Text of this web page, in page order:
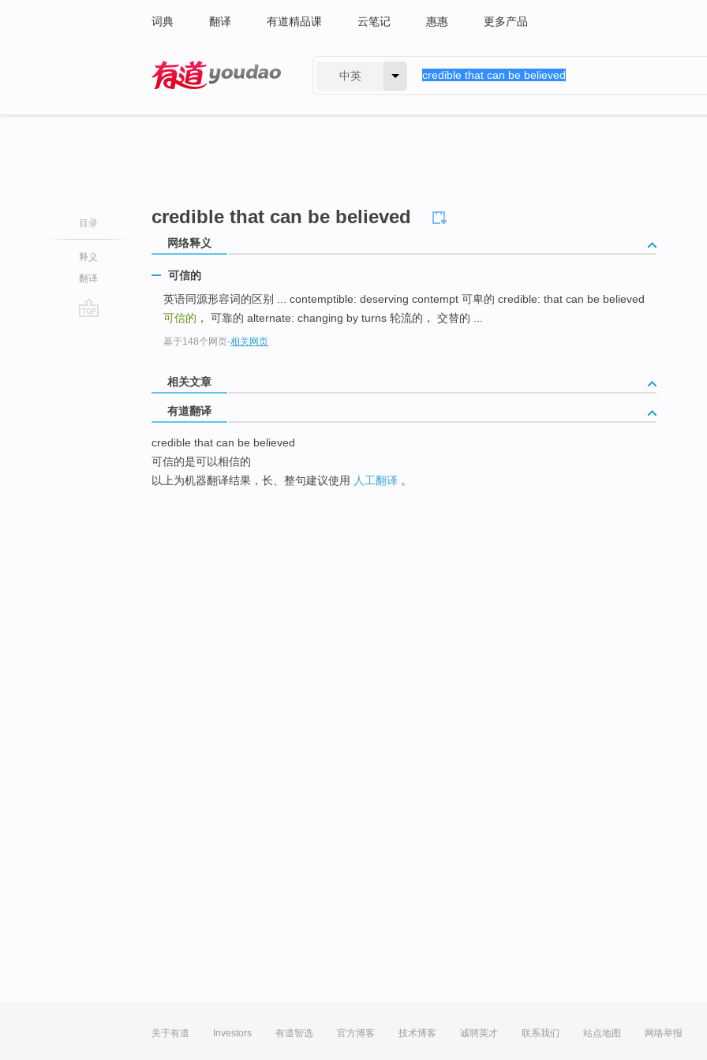
词典 翻译 有道精品课 云笔记 惠惠 更多产品
中英
目录
释义
翻译
credible that can be believed
网络释义
可信的
英语同源形容词的区别 ... contemptible: deserving contempt 可卑的 credible: that can be believed
可信的 ， 可靠的 alternate: changing by turns 轮流的， 交替的 ...
基于148个网页-相关网页
相关文章
有道翻译
credible that can be believed
可信的是可以相信的
以上为机器翻译结果，长、整句建议使用 人工翻译 。
关于有道 Investors 有道智选 官方博客 技术博客 诚聘英才 联系我们 站点地图 网络举报